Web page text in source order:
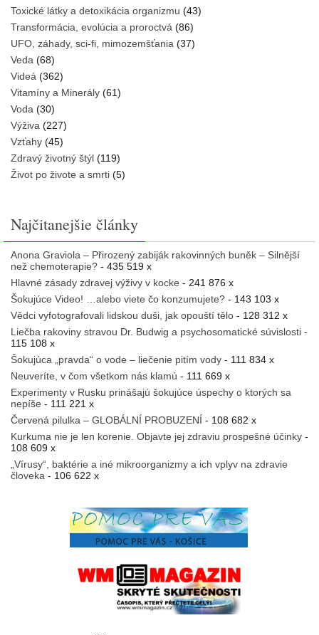
Toxické látky a detoxikácia organizmu (43)
Transformácia, evolúcia a proroctvá (86)
UFO, záhady, sci-fi, mimozemšťania (37)
Veda (68)
Videá (362)
Vitamíny a Minerály (61)
Voda (30)
Výživa (227)
Vzťahy (45)
Zdravý životný štýl (119)
Život po živote a smrti (5)
Najčitanejšie články
Anona Graviola – Přirozený zabiják rakovinných buněk – Silnější
než chemoterapie? - 435 519 x
Hlavné zásady zdravej výživy v kocke - 241 876 x
Šokujúce Video! …alebo viete čo konzumujete? - 143 103 x
Vědci vyfotografovali lidskou duši, jak opouští tělo - 128 312 x
Liečba rakoviny stravou Dr. Budwig a psychosomatické súvislosti -
115 108 x
Šokujúca „pravda“ o vode – liečenie pitím vody - 111 834 x
Neuveríte, v čom všetkom nás klamú - 111 669 x
Experimenty v Rusku prinášajú šokujúce úspechy o ktorých sa
nepíše - 111 221 x
Červená pilulka – GLOBÁLNÍ PROBUZENÍ - 108 682 x
Kurkuma nie je len korenie. Objavte jej zdraviu prospešné účinky -
108 609 x
„Vírusy“, baktérie a iné mikroorganizmy a ich vplyv na zdravie
človeka - 106 622 x